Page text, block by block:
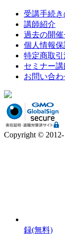
受講手続
講師紹介
過去の開
個人情報
特定商取
セミナー
お問い合わ
Copyright © 2012-
録(無料)